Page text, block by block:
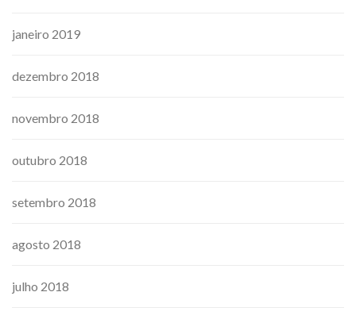
janeiro 2019
dezembro 2018
novembro 2018
outubro 2018
setembro 2018
agosto 2018
julho 2018